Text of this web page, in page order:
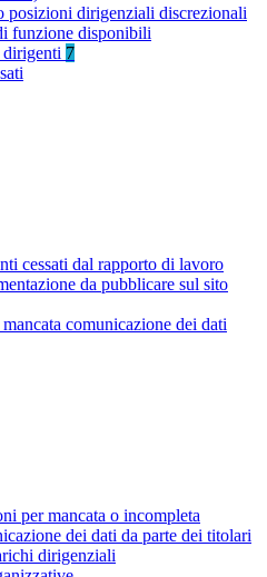
posizioni dirigenziali discrezionali
funzione disponibili
7
cessati dal rapporto di lavoro
da pubblicare sul sito
comunicazione dei dati
per mancata o incompleta
dei dati da parte dei titolari
dirigenziali